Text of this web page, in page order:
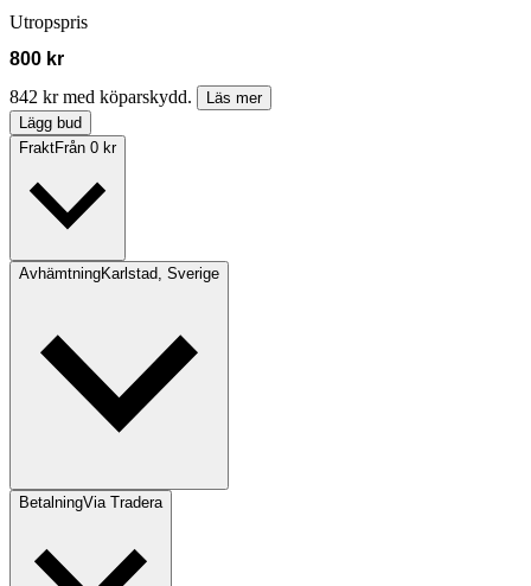
Utropspris
800 kr
842 kr med köparskydd.
Läs mer
Lägg bud
FraktFrån 0 kr
AvhämtningKarlstad, Sverige
BetalningVia Tradera